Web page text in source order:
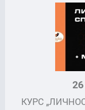
26
КУРС